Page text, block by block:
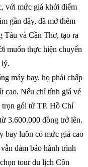
với mức giá khởi điểm
gần đây, đã mở thêm
và Cần Thơ, tạo ra
muốn thực hiện chuyến
lý.
máy bay, họ phải chấp
cao. Nếu chỉ tính giá vé
gói từ TP. Hồ Chí
3.600.000 đồng trở lên.
bay luôn có mức giá cao
đảm bảo hành trình
tour du lịch Côn